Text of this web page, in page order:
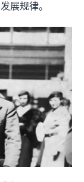
展规律。